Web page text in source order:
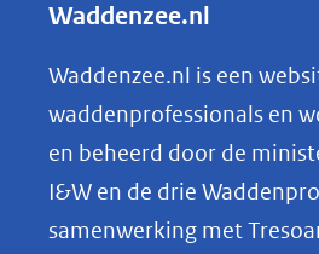
e
n
o
p
Waddenzee.nl
Waddenzee.nl is een
waddenprofessionals en
en beheerd door de
I&W en de drie
samenwerking met